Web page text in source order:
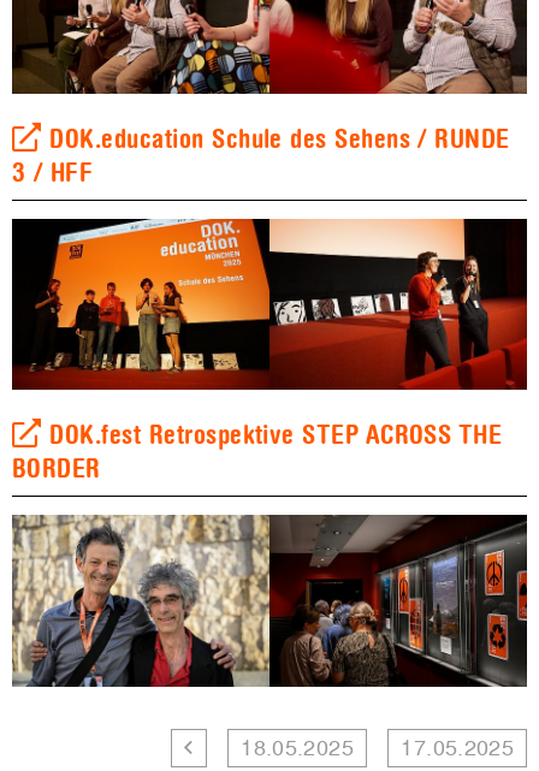
DOK.education Schule des Sehens / RUNDE
3 / HFF
DOK.fest Retrospektive STEP ACROSS THE
BORDER
18.05.2025 17.05.2025